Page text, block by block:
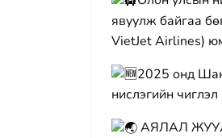
явуулж байгаа
VietJet Airlines)
2025 онд
нислэгийн
АЯЛАЛ